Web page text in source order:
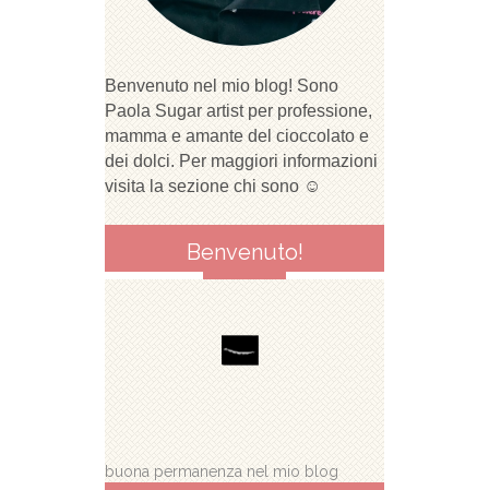
Benvenuto nel mio blog! Sono
Paola Sugar artist per professione,
mamma e amante del cioccolato e
dei dolci. Per maggiori informazioni
visita la sezione chi sono ☺
Benvenuto!
buona permanenza nel mio blog